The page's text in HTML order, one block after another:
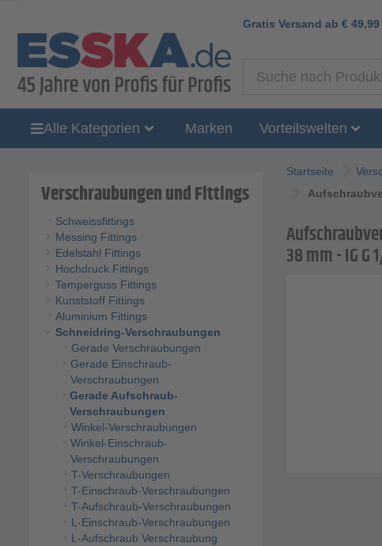
Gratis Versand ab € 49,99
Alle Kategorien Marken Vorteilswelten
Verschraubungen und Fittings
Schweissfittings
Messing Fittings
Edelstahl Fittings
Hochdruck Fittings
Temperguss Fittings
Kunststoff Fittings
Aluminium Fittings
Schneidring-Verschraubungen
Gerade Verschraubungen
Gerade Einschraub-
Verschraubungen
Gerade Aufschraub-
Verschraubungen
Winkel-Verschraubungen
Winkel-Einschraub-
Verschraubungen
T-Verschraubungen
T-Einschraub-Verschraubungen
T-Aufschraub-Verschraubungen
L-Einschraub-Verschraubungen
L-Aufschraub Verschraubung
Startseite
38 mm - IG G